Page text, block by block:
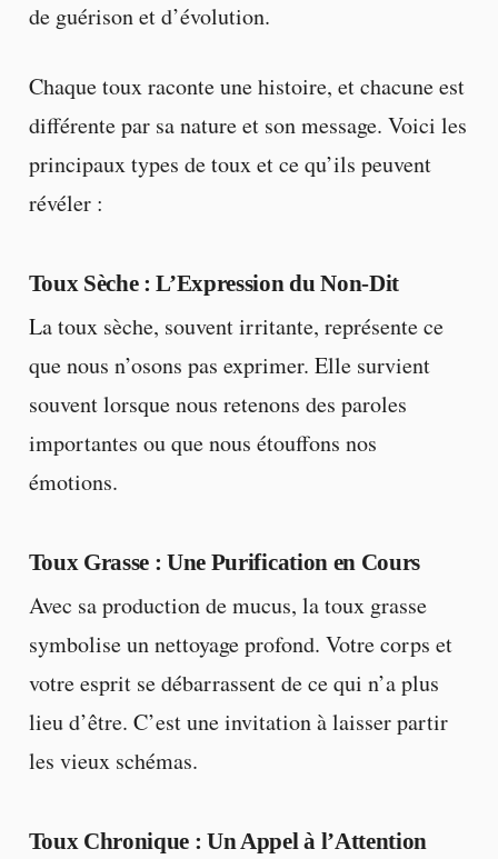
de guérison et d’évolution.
Chaque toux raconte une histoire, et chacune est
différente par sa nature et son message. Voici les
principaux types de toux et ce qu’ils peuvent
révéler :
Toux Sèche : L’Expression du Non-Dit
La toux sèche, souvent irritante, représente ce
que nous n’osons pas exprimer. Elle survient
souvent lorsque nous retenons des paroles
importantes ou que nous étouffons nos
émotions.
Toux Grasse : Une Purification en Cours
Avec sa production de mucus, la toux grasse
symbolise un nettoyage profond. Votre corps et
votre esprit se débarrassent de ce qui n’a plus
lieu d’être. C’est une invitation à laisser partir
les vieux schémas.
Toux Chronique : Un Appel à l’Attention